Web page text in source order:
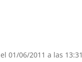
el 01/06/2011 a las 13:31